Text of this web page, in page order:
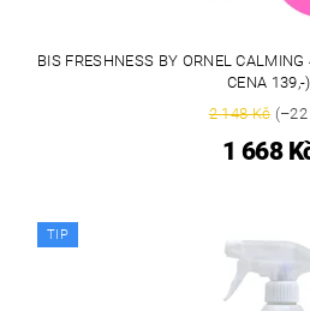
BIS FRESHNESS BY ORNEL
CENA 139,-)
2 148 Kč(–22
1 668
TIP